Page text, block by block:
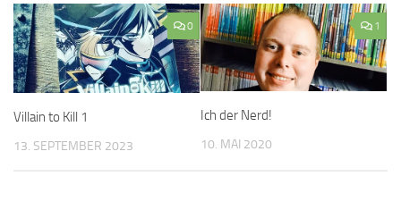
0
Villain to Kill 1
13. SEPTEMBER 2023
1
Ich der Nerd!
10. MAI 2020